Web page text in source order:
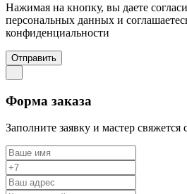
Нажимая на кнопку, вы даете
персональных данных и
конфиденциальности
Отправить
Форма заказа
Заполните заявку и мастер свяжется